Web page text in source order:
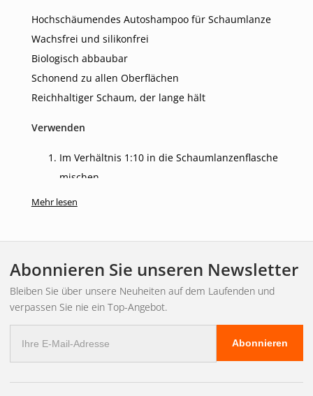
Hochschäumendes Autoshampoo für Schaumlanze
Wachsfrei und silikonfrei
Biologisch abbaubar
Schonend zu allen Oberflächen
Reichhaltiger Schaum, der lange hält
Verwenden
Im Verhältnis 1:10 in die Schaumlanzenflasche
mischen.
Mehr lesen
Abonnieren Sie unseren Newsletter
Bleiben Sie über unsere Neuheiten auf dem Laufenden und
verpassen Sie nie ein Top-Angebot.
Mail
Adresse
Abonnieren